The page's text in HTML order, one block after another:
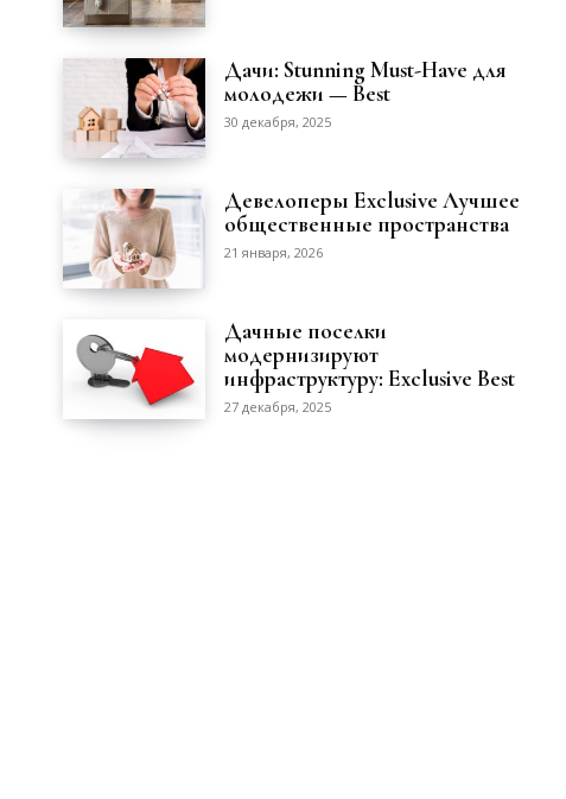
Дачи: Stunning Must-Have для
молодежи — Best
30 декабря, 2025
Девелоперы Exclusive Лучшее
общественные пространства
21 января, 2026
Дачные поселки
модернизируют
инфраструктуру: Exclusive Best
27 декабря, 2025